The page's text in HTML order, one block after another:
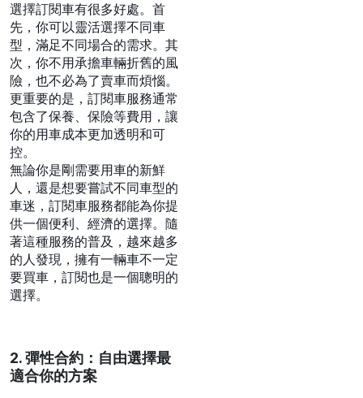
選擇訂閱車有很多好處。首
先，你可以靈活選擇不同車
型，滿足不同場合的需求。其
次，你不用承擔車輛折舊的風
險，也不必為了賣車而煩惱。
更重要的是，訂閱車服務通常
包含了保養、保險等費用，讓
你的用車成本更加透明和可
控。
無論你是剛需要用車的新鮮
人，還是想要嘗試不同車型的
車迷，訂閱車服務都能為你提
供一個便利、經濟的選擇。隨
著這種服務的普及，越來越多
的人發現，擁有一輛車不一定
要買車，訂閱也是一個聰明的
選擇。
2. 彈性合約：自由選擇最
適合你的方案